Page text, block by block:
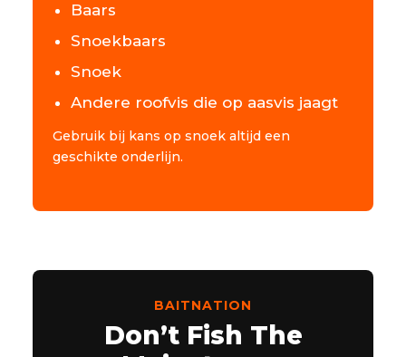
Baars
Snoekbaars
Snoek
Andere roofvis die op aasvis jaagt
Gebruik bij kans op snoek altijd een
geschikte onderlijn.
BAITNATION
Don’t Fish The